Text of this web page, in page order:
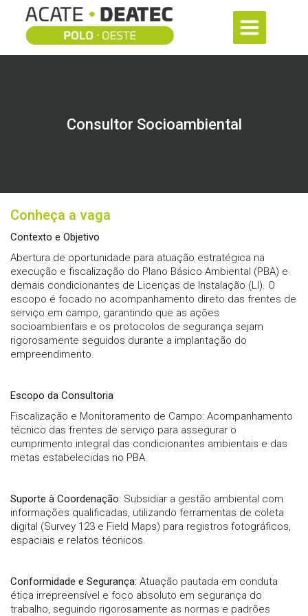
Consultor Socioambiental
Conheça a vaga
Contexto e Objetivo
Abertura de oportunidade para atuação estratégica na
execução e fiscalização do Plano Básico Ambiental (PBA) e
demais condicionantes de Licenças de Instalação (LI). O
escopo é focado no acompanhamento direto das frentes de
serviço em campo, garantindo que as ações
socioambientais e os protocolos de segurança sejam
rigorosamente seguidos durante a implantação do
empreendimento.
Escopo da Consultoria
Fiscalização e Monitoramento de Campo: Acompanhamento
técnico das frentes de serviço para assegurar o
cumprimento integral das condicionantes ambientais e das
metas estabelecidas no PBA.
Suporte à Coordenação: Subsidiar a gestão ambiental com
informações qualificadas, utilizando ferramentas de coleta
digital (Survey 123 e Field Maps) para registros fotográficos,
espaciais e relatos técnicos.
Conformidade e Segurança: Atuação pautada em conduta
ética irrepreensível e foco absoluto em segurança do
trabalho, seguindo rigorosamente as normas e padrões